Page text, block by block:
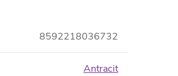
8592218036732
Antracit